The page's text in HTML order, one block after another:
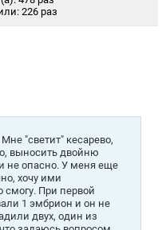
226 раз
"светит" кесарево,
выносить двойню
не опасно. У меня еще
хочу ими
смогу. При первой
1 эмбрион и он не
двух, один из